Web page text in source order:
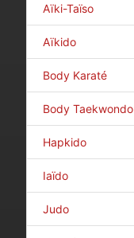
Aïki-Taïso
Aïkido
Body Karaté
Body Taekwondo
Hapkido
Iaïdo
Judo